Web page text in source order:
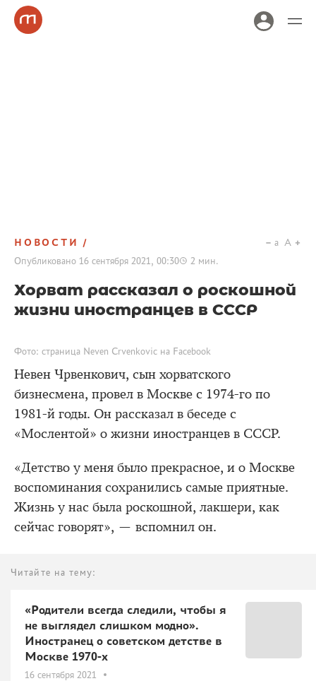
НОВОСТИ
Опубликовано 16 сентября 2021, 00:30 2 мин.
a A
Хорват рассказал о роскошной
жизни иностранцев в СССР
Фото: страница Neven Crvenkovic на Facebook
Невен Чрвенкович, сын хорватского
бизнесмена, провел в Москве с 1974-го по
1981-й годы. Он рассказал в беседе с
«Мослентой» о жизни иностранцев в СССР.
«Детство у меня было прекрасное, и о Москве
воспоминания сохранились самые приятные.
Жизнь у нас была роскошной, лакшери, как
сейчас говорят», — вспомнил он.
Читайте на тему:
«Родители всегда следили, чтобы я
не выглядел слишком модно».
Иностранец о советском детстве в
Москве 1970-х
16 сентября 2021